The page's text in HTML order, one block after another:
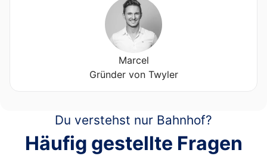
Marcel
Gründer von Twyler
Du verstehst nur Bahnhof?
Häufig gestellte Fragen